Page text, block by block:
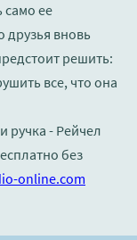
само ее
друзья вновь
решить:
все, что она
ручка - Рейчел
без
online.com